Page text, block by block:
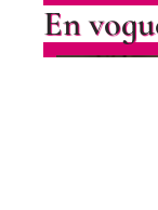
En